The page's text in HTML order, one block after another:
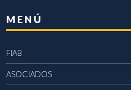
MENÚ
FIAB
ASOCIADOS